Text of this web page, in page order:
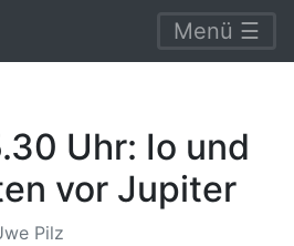
Menü ☰
Uhr: Io und
vor Jupiter
Pilz